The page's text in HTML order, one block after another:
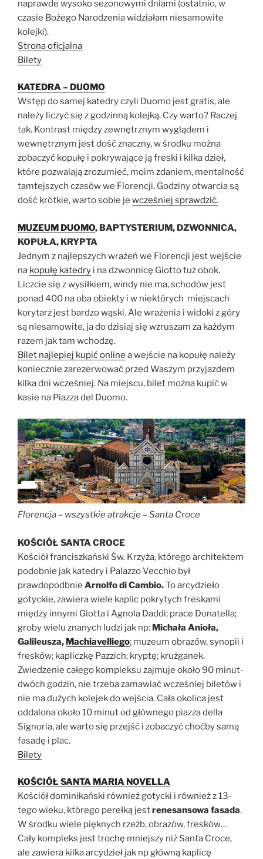
naprawde wysoko sezonowymi dniami (ostatnio, w
czasie Bożego Narodzenia widziałam niesamowite
kolejki).
Strona oficjalna
Bilety
KATEDRA – DUOMO
Wstęp do samej katedry czyli Duomo jest gratis, ale
należy liczyć się z godzinną kolejką. Czy warto? Raczej
tak. Kontrast między zewnętrznym wyglądem i
wewnętrznym jest dość znaczny, w środku można
zobaczyć kopułę i pokrywające ją freski i kilka dzieł,
które pozwalają zrozumieć, moim zdaniem, mentalność
tamtejszych czasów we Florencji. Godziny otwarcia są
dość krótkie, warto sobie je wcześniej sprawdzić.
MUZEUM DUOMO, BAPTYSTERIUM, DZWONNICA,
KOPUŁA, KRYPTA
Jednym z najlepszych wrażeń we Florencji jest wejście
na kopułę katedry i na dzwonnicę Giotto tuż obok.
Liczcie się z wysiłkiem, windy nie ma, schodów jest
ponad 400 na oba obiekty i w niektórych miejscach
korytarz jest bardzo wąski. Ale wrażenia i widoki z góry
są niesamowite, ja do dzisiaj się wzruszam za każdym
razem jak tam wchodzę.
Bilet najlepiej kupić online a wejście na kopułę należy
koniecznie zarezerwować przed Waszym przyjazdem
kilka dni wcześniej. Na miejscu, bilet można kupić w
kasie na Piazza del Duomo.
Florencja – wszystkie atrakcje –Santa Croce
KOŚCIÓŁ SANTA CROCE
Kościół franciszkański Św. Krzyża, którego architektem
podobnie jak katedry i Palazzo Vecchio był
prawdopodbnie Arnolfo di Cambio.To arcydzieło
gotyckie, zawiera wiele kaplic pokrytych freskami
między innymi Giotta i Agnola Daddi; prace Donatella;
groby wielu znanych ludzi jak np: Michała Anioła,
Galileusza, Machiavelliego; muzeum obrazów, synopii i
fresków; kapliczkę Pazzich; kryptę; krużganek.
Zwiedzenie całego kompleksu zajmuje około 90 minut-
dwóch godzin, nie trzeba zamawiać wcześniej biletów i
nie ma dużych kolejek do wejścia. Cała okolica jest
oddalona około 10 minut od głównego piazza della
Signoria, ale warto się przejść i zobaczyć choćby samą
fasadę i plac.
Bilety
KOŚCIÓŁ SANTA MARIA NOVELLA
Kościół dominikański również gotycki i również z 13-
tego wieku, którego perełką jestrenesansowa fasada.
W środku wiele pięknych rzeźb, obrazów, fresków…
Cały kompleks jest trochę mniejszy niż Santa Croce,
ale zawiera kilka arcydzieł jak np główną kaplicę